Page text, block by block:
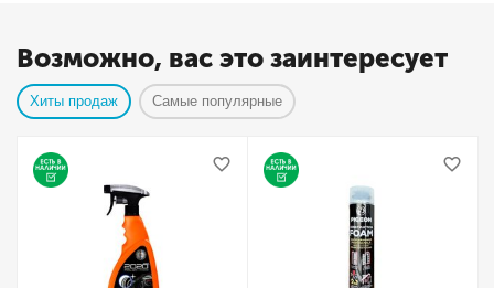
Возможно, вас это заинтересует
Хиты продаж Самые популярные